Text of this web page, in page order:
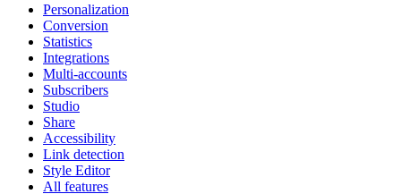
Personalization
Conversion
Statistics
Integrations
Multi-accounts
Subscribers
Studio
Share
Accessibility
Link detection
Style Editor
All features